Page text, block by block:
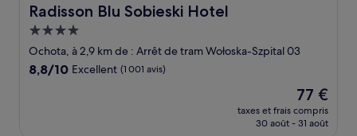
Radisson Blu Sobieski Hotel
Radisson Blu Sobieski Hotel
Hébergement
4.0 étoiles
Ochota, à 2,9 km de : Arrêt de tram Wołoska-Szpital 03
8.8
8,8/10 Excellent (1 001 avis)
Le
nouveau
prix
77 €
taxes et frais compris
30 août - 31 août